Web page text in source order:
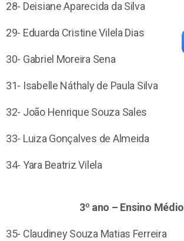
28- Deisiane Aparecida da Silva
29- Eduarda Cristine Vilela Dias
30- Gabriel Moreira Sena
31- Isabelle Náthaly de Paula Silva
32- João Henrique Souza Sales
33- Luiza Gonçalves de Almeida
34- Yara Beatriz Vilela
3º ano – Ensino Médio
35- Claudiney Souza Matias Ferreira